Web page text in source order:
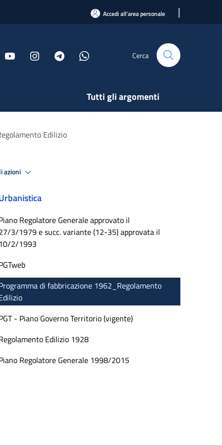
Accedi all'area personale |
Cerca
Tutti gli argomenti
Edilizio
azioni
Regolatore Generale approvato il
3/1979 e succ. variante (12-35) approvata il
2/1993
di fabbricazione 1962_Regolamento
- Piano Governo Territorio (vigente)
Edilizio 1928
Regolatore Generale 1998/2015